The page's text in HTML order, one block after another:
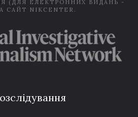
(ДЛЯ ЕЛЕКТРОННИХ ВИДАНЬ -
NIKCENTER.